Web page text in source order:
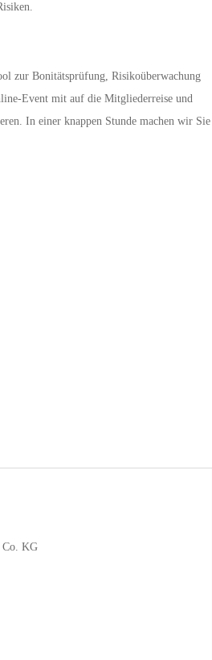
zur Bonitätsprüfung, Risikoüberwachung
Event mit auf die Mitgliederreise und
In einer knappen Stunde machen wir Sie
Co. KG